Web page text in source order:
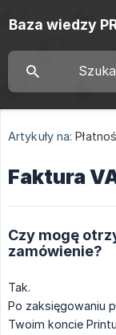
Baza wiedzy
Artykuły na:
Faktura
Czy mogę
zamówienie?
Tak.
Po zaksięgowaniu
Twoim koncie